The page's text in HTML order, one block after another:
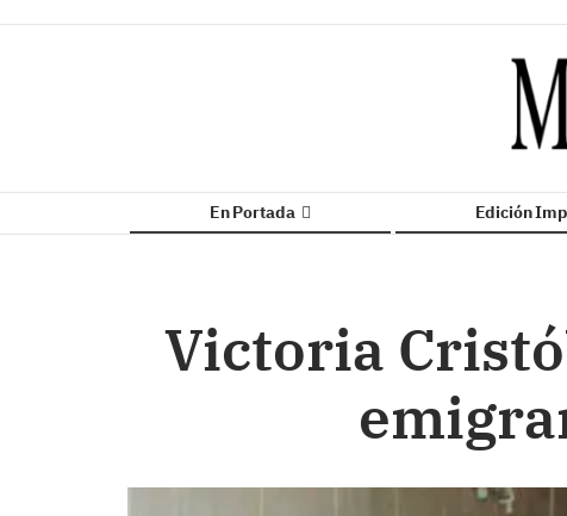
En Portada Edición
Victoria